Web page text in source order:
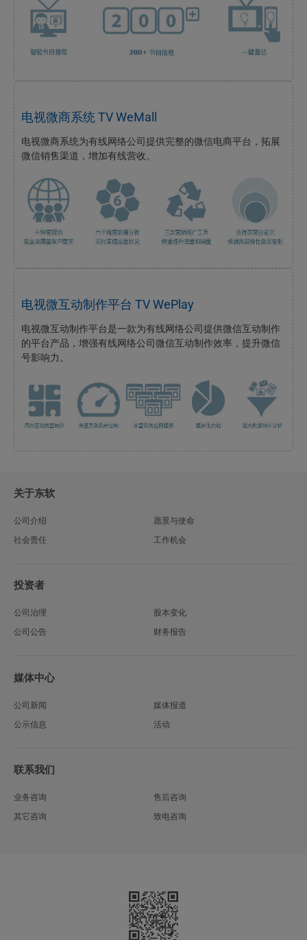
电视微商系统 TV WeMall
电视微商系统为有线网络公司提供完整的微信电商平台，拓展
微信销售渠道，增加有线营收。
电视微互动制作平台 TV WePlay
电视微互动制作平台是一款为有线网络公司提供微信互动制作
的平台产品，增强有线网络公司微信互动制作效率，提升微信
号影响力。
关于东软
公司介绍
愿景与使命
社会责任
工作机会
投资者
公司治理
股本变化
公司公告
财务报告
媒体中心
公司新闻
媒体报道
公示信息
活动
联系我们
业务咨询
售后咨询
其它咨询
致电咨询